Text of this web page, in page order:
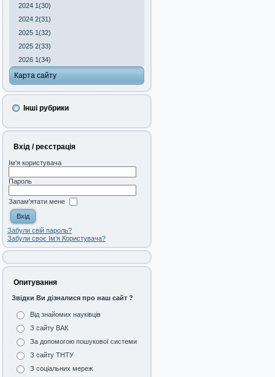
2024 1(30)
2024 2(31)
2025 1(32)
2025 2(33)
2026 1(34)
Карта сайту
Інші рубрики
Вхід / реєстрація
Ім'я користувача
Пароль
Запам'ятати мене
Забули свій пароль?
Забули своє Ім’я Користувача?
Опитування
Звідки Ви дізналися про наш сайт ?
Від знайомих науківців
З сайту ВАК
За допомогою пошукової системи
З сайту ТНТУ
З соціальних мереж